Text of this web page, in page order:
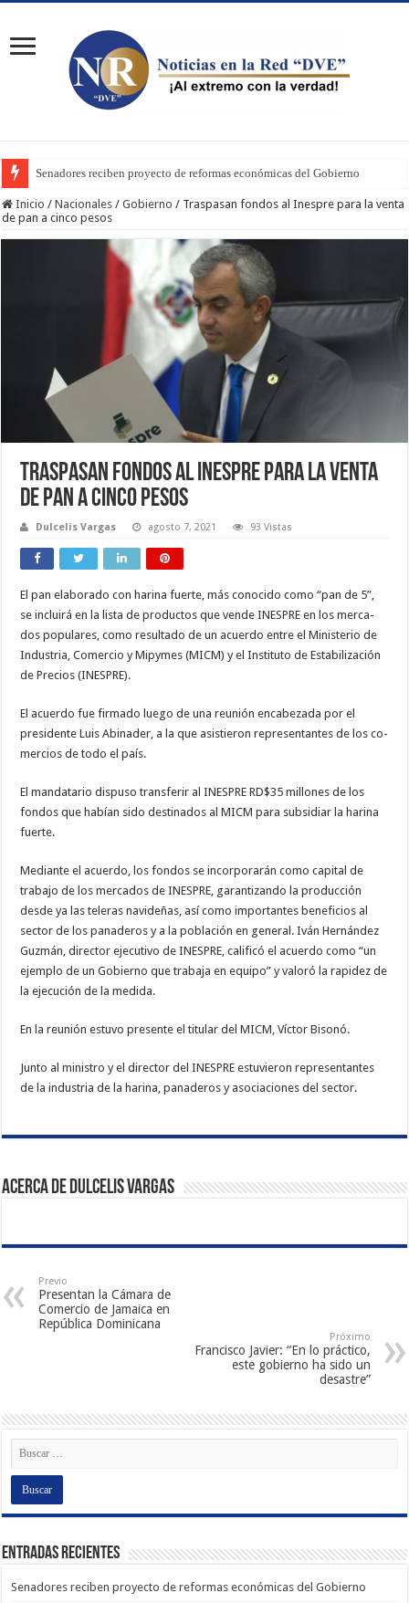
Senadores reciben proyecto de reformas económicas del Gobierno
Inicio / Nacionales / Gobierno / Traspasan fondos al Inespre para la venta
de pan a cinco pesos
Traspasan fondos al Inespre para la venta
de pan a cinco pesos
Dulcelis Vargas agosto 7, 2021 93 Vistas
El pan elaborado con harina fuerte, más conocido como “pan de 5”,
se incluirá en la lista de productos que ven­de INESPRE en los merca­
dos populares, como resul­tado de un acuerdo entre el Ministerio de
Industria, Co­mercio y Mipymes (MICM) y el Instituto de Estabiliza­ción
de Precios (INESPRE).
El acuerdo fue firmado lue­go de una reunión encabe­zada por el
presidente Luis Abinader, a la que asistieron representantes de los co­
mercios de todo el país.
El mandatario dispu­so transferir al INESPRE RD$35 millones de los
fon­dos que habían sido desti­nados al MICM para subsi­diar la harina
fuerte.
Mediante el acuerdo, los fondos se incorporarán como capital de
trabajo de los mercados de INES­PRE, garantizando la pro­ducción
desde ya las tele­ras navideñas, así como importantes beneficios al
sector de los panaderos y a la población en gene­ral. Iván Hernández
Guz­mán, director ejecutivo de INESPRE, calificó el acuer­do como “un
ejemplo de un Gobierno que trabaja en equipo” y valoró la ra­pidez de
la ejecución de la medida.
En la reunión estuvo pre­sente el titular del MICM, Víctor Bisonó.
Junto al ministro y el direc­tor del INESPRE estuvieron representantes
de la indus­tria de la harina, panaderos y asociaciones del sector.
Acerca de Dulcelis Vargas
Previo
Presentan la Cámara de
Comercio de Jamaica en
República Dominicana
Próximo
Francisco Javier: “En lo práctico,
este gobierno ha sido un
desastre”
Entradas recientes
Senadores reciben proyecto de reformas económicas del Gobierno